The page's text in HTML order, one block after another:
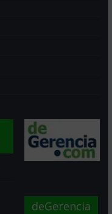
deGerencia